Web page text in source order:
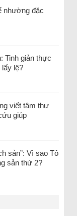
nhường đặc
Tinh giản thực
lệ?
viết tâm thư
giúp
sản”: Vì sao Tô
sản thứ 2?